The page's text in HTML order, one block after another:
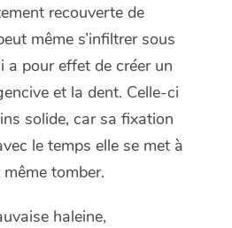
recouverte de
même s’infiltrer sous
a pour effet de créer un
et la dent. Celle-ci
solide, car sa fixation
le temps elle se met à
tomber.
haleine,